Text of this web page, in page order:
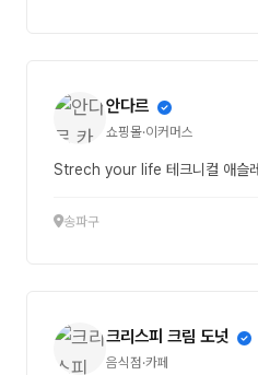
안다르
쇼핑몰·이커머스
Strech your life 테크니컬 애슬
송파구
크리스피 크림 도넛
음식점·카페